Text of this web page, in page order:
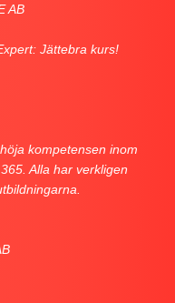
AB
Jättebra kurs!
kompetensen inom
Alla har verkligen